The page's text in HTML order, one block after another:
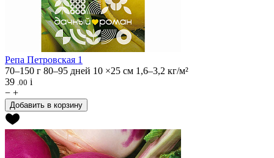
Репа Петровская 1
70–150 г 80–95 дней 10 ×25 см 1,6–3,2 кг/м²
39 .00 i
− +
Добавить в корзину